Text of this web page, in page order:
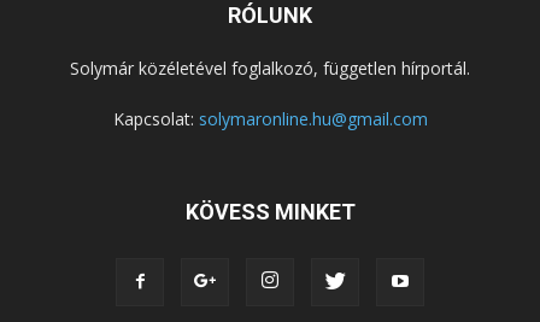
RÓLUNK
Solymár közéletével foglalkozó, független hírportál.
Kapcsolat: solymaronline.hu@gmail.com
KÖVESS MINKET